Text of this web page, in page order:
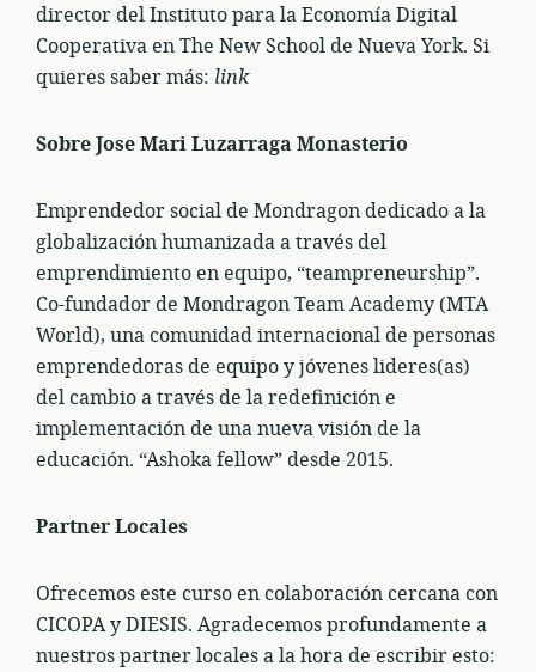
director del Instituto para la Economía Digital
Cooperativa en The New School de Nueva York. Si
quieres saber más: link
Sobre Jose Mari Luzarraga Monasterio
Emprendedor social de Mondragon dedicado a la
globalización humanizada a través del
emprendimiento en equipo, “teampreneurship”.
Co-fundador de Mondragon Team Academy (MTA
World), una comunidad internacional de personas
emprendedoras de equipo y jóvenes lideres(as)
del cambio a través de la redefinición e
implementación de una nueva visión de la
educación. “Ashoka fellow” desde 2015.
Partner Locales
Ofrecemos este curso en colaboración cercana con
CICOPA y DIESIS. Agradecemos profundamente a
nuestros partner locales a la hora de escribir esto: